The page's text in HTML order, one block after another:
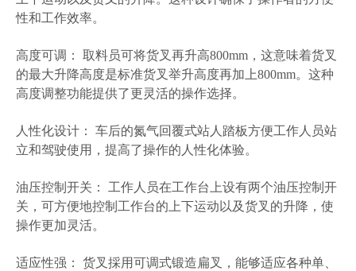
性和工作效率。
高度可调： 取料员可将货叉再升高800mm，这意味着货叉
的最大升降高度是标准货叉举升高度再加上800mm。这种
高度调整功能提供了更灵活的操作选择。
人性化设计： 车后的氮气回覆式站人踏板方便工作人员站
立和驾驶使用，提高了操作的人性化体验。
油压控制开关： 工作人员在工作台上设有两个油压控制开
关，可方便地控制工作台的上下运动以及货叉的升降，使
操作更加灵活。
适应性强： 货叉採用可调式锻造扁叉，能够适应各种单、